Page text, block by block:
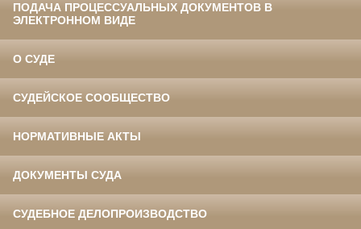
ПОДАЧА ПРОЦЕССУАЛЬНЫХ ДОКУМЕНТОВ В
ЭЛЕКТРОННОМ ВИДЕ
О СУДЕ
СУДЕЙСКОЕ СООБЩЕСТВО
НОРМАТИВНЫЕ АКТЫ
ДОКУМЕНТЫ СУДА
СУДЕБНОЕ ДЕЛОПРОИЗВОДСТВО